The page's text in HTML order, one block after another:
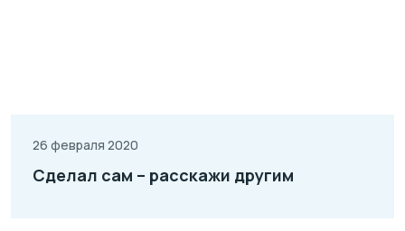
26 февраля 2020
Сделал сам – расскажи другим